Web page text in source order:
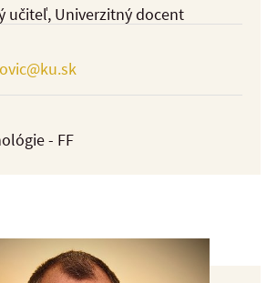
učiteľ, Univerzitný docent
- FF